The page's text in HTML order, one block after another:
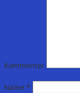
Kommentar
Name *